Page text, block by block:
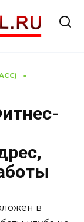
»
в